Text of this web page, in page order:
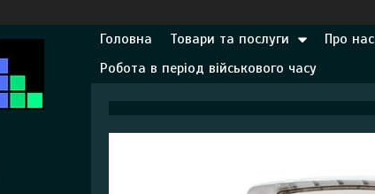
Головна Товари та послуги Про нас
Робота в період військового часу